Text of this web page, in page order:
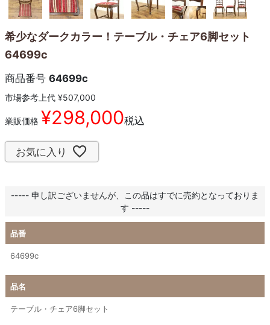
希少なダークカラー！テーブル・チェア6脚セット
64699c
商品番号 64699c
市場参考上代 ¥507,000
業販価格 ¥298,000税込
お気に入り
----- 申し訳ございませんが、この品はすでに売約となっておりま
す -----
品番
64699c
品名
テーブル・チェア6脚セット